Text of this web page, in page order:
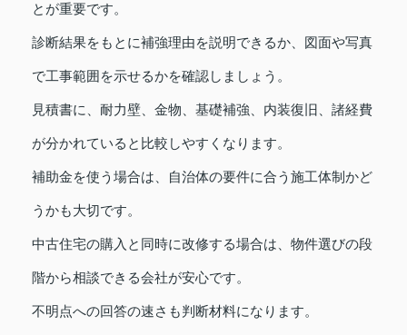
とが重要です。
診断結果をもとに補強理由を説明できるか、図面や写真
で工事範囲を示せるかを確認しましょう。
見積書に、耐力壁、金物、基礎補強、内装復旧、諸経費
が分かれていると比較しやすくなります。
補助金を使う場合は、自治体の要件に合う施工体制かど
うかも大切です。
中古住宅の購入と同時に改修する場合は、物件選びの段
階から相談できる会社が安心です。
不明点への回答の速さも判断材料になります。